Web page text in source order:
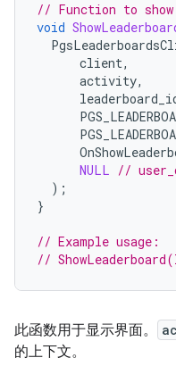
// Function to
void
client,
activity,
NULL //
);
}
// Example usage:
//
此函数用于显示界面。
的上下文。